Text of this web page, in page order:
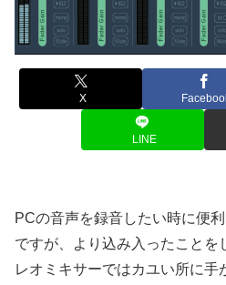
X
LINE
PCの音声を録音したい時に便
ですが、より込み入ったことを
レオミキサーではカユい所に手